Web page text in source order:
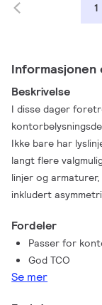
1
Beskrivelse
I disse dager
Ikke bare har
langt flere
linjer og
inkludert
fordelene til en
samsvarer med
suverent utvalg av
høy lyseffekt som
Fordeler
Passer for
God TCO
Se mer